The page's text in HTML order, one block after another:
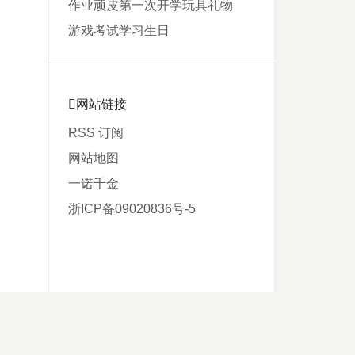
作业顽皮第一次开学玩具礼物
游戏考试学习生日
网站链接
RSS 订阅
网站地图
一诺千金
浙ICP备09020836号-5